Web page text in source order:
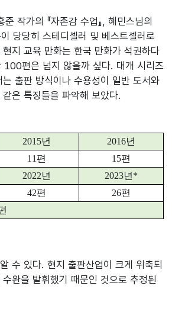
작가의 『자존감 수업』, 혜민스님의
이 당당히 스테디셀러 및 베스트셀러로
지 교육 만화는 한국 만화가 석권하다
편은 넘지 않을까 싶다. 대개 시리즈
출판 방식이나 수용성이 일반 도서와
은 특징들을 파악해 보았다.
2015년 2016년
11 편 15편
2022년 2023년*
42편 26편
수 있다. 현지 출판산업이 크게 위축되
완을 발휘했기 때문인 것으로 추정된